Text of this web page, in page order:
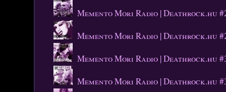
Memento Mori Radio | Deathrock.hu
Memento Mori Radio | Deathrock.hu
Memento Mori Radio | Deathrock.hu
Memento Mori Radio | Deathrock.hu